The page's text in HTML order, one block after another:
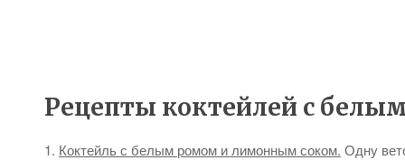
Рецепты коктейлей с
1. Коктейль с белым ромом и лимонным соком. Одну